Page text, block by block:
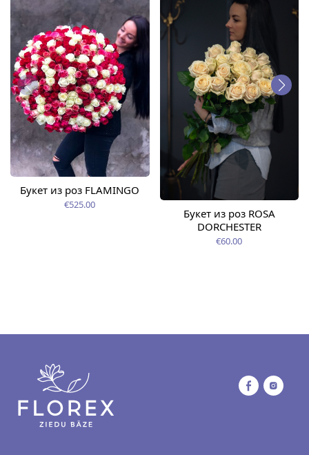
Букет из роз FLAMINGO
€525.00
Букет из роз ROSA
DORCHESTER
€60.00